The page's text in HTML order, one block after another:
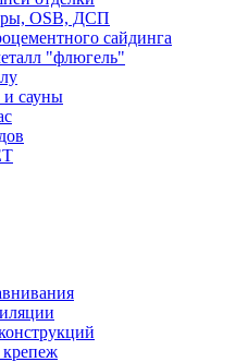
OSB, ДСП
сайдинга
"флюгель"
и сауны